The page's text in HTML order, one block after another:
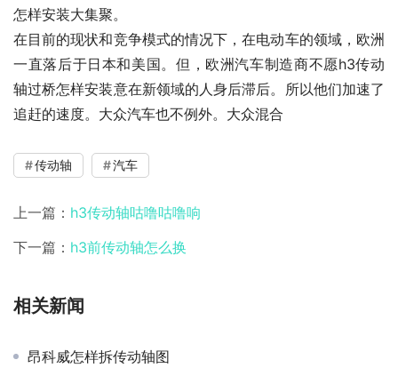
怎样安装大集聚。
在目前的现状和竞争模式的情况下，在电动车的领域，欧洲
一直落后于日本和美国。但，欧洲汽车制造商不愿h3传动
轴过桥怎样安装意在新领域的人身后滞后。所以他们加速了
追赶的速度。大众汽车也不例外。大众混合
传动轴 汽车
上一篇： h3传动轴咕噜咕噜响
下一篇： h3前传动轴怎么换
相关新闻
昂科威怎样拆传动轴图